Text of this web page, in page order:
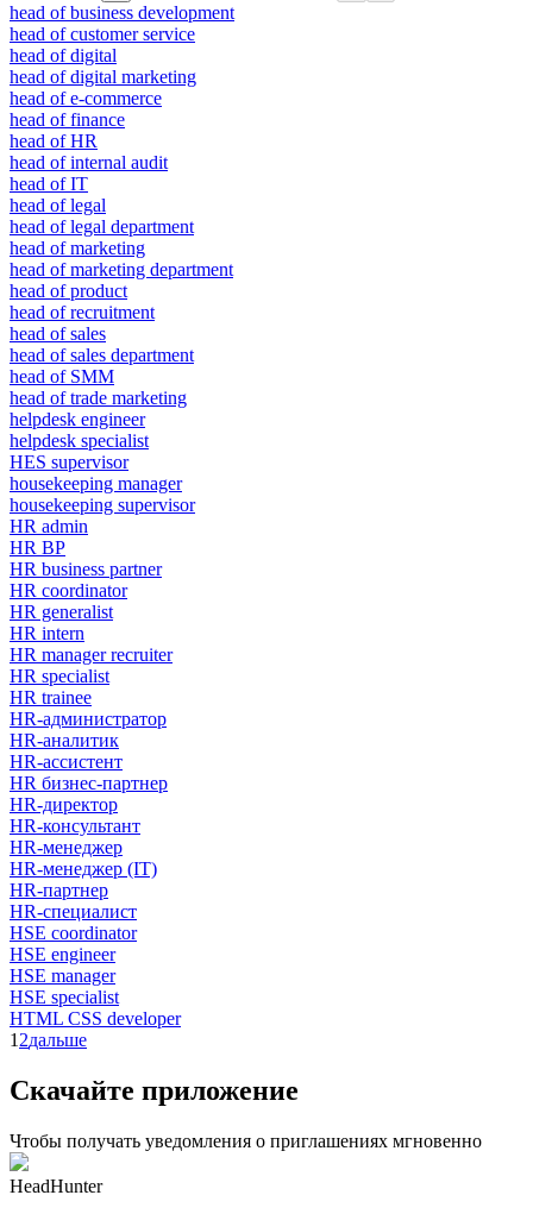
head of business development
head of customer service
head of digital
head of digital marketing
head of e-commerce
head of finance
head of HR
head of internal audit
head of IT
head of legal
head of legal department
head of marketing
head of marketing department
head of product
head of recruitment
head of sales
head of sales department
head of SMM
head of trade marketing
helpdesk engineer
helpdesk specialist
HES supervisor
housekeeping manager
housekeeping supervisor
HR admin
HR BP
HR business partner
HR coordinator
HR generalist
HR intern
HR manager recruiter
HR specialist
HR trainee
HR-администратор
HR-аналитик
HR-ассистент
HR бизнес-партнер
HR-директор
HR-консультант
HR-менеджер
HR-менеджер (IT)
HR-партнер
HR-специалист
HSE coordinator
HSE engineer
HSE manager
HSE specialist
HTML CSS developer
1 2дальше
Скачайте приложение
Чтобы получать уведомления о приглашениях мгновенно
HeadHunter